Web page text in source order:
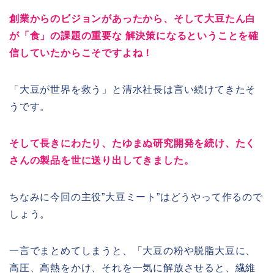
創業からのビジョンがあったから、そして大豆たん白
が「食」の課題の重要な 解決策になるということを確
信していたからこそですよね！
「大豆が世界を救う」と清水社長は言い続けてきたそ
うです。
そして長きにわたり、たゆまぬ研究開発を続け、たく
さんの製品を世に送り出してきました。
ちなみに今回の主役”大豆ミート”はどうやって作るので
しょう。
一言でまとめてしまうと、「大豆の粉や脱脂大豆に、
高圧、高熱をかけ、それを一気に解放させると、繊維